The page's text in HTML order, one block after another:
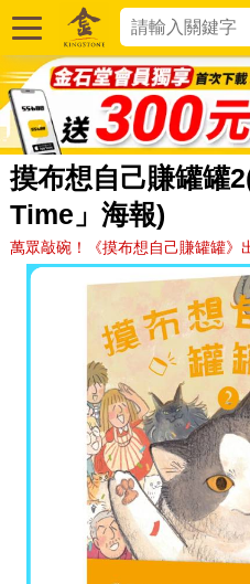
摸布想自己賺罐罐
Time」海報)
萬眾敲碗！《摸布想自己賺罐罐》